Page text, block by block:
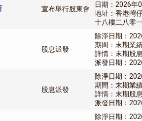
宣布舉行股東會
日期：2026年
地址：香港灣
十八樓二八零
股息派發
除淨日期：
期間：末期業
詳情：末期股
派發日期：
股息派發
除淨日期：
期間：末期業
詳情：末期股
派發日期：
除淨日期：